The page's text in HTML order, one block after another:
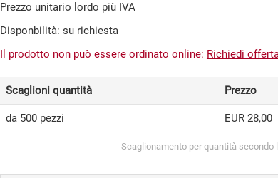
Prezzo unitario lordo più IVA
Disponbilità: su richiesta
Il prodotto non può essere ordinato online: Richiedi
Scaglioni quantità Prezzo
da 500 pezzi EUR 28,00
Scaglionamento per quantità secondo